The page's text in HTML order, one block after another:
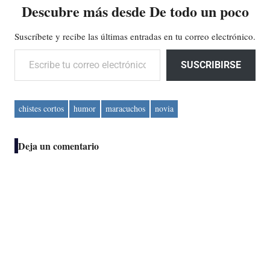
Descubre más desde De todo un poco
Suscríbete y recibe las últimas entradas en tu correo electrónico.
Escribe tu correo electrónico…
SUSCRIBIRSE
chistes cortos humor maracuchos novia
Deja un comentario